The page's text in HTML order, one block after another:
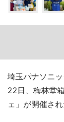
埼玉パナソニ
22日、梅林堂
ェ」が開催され